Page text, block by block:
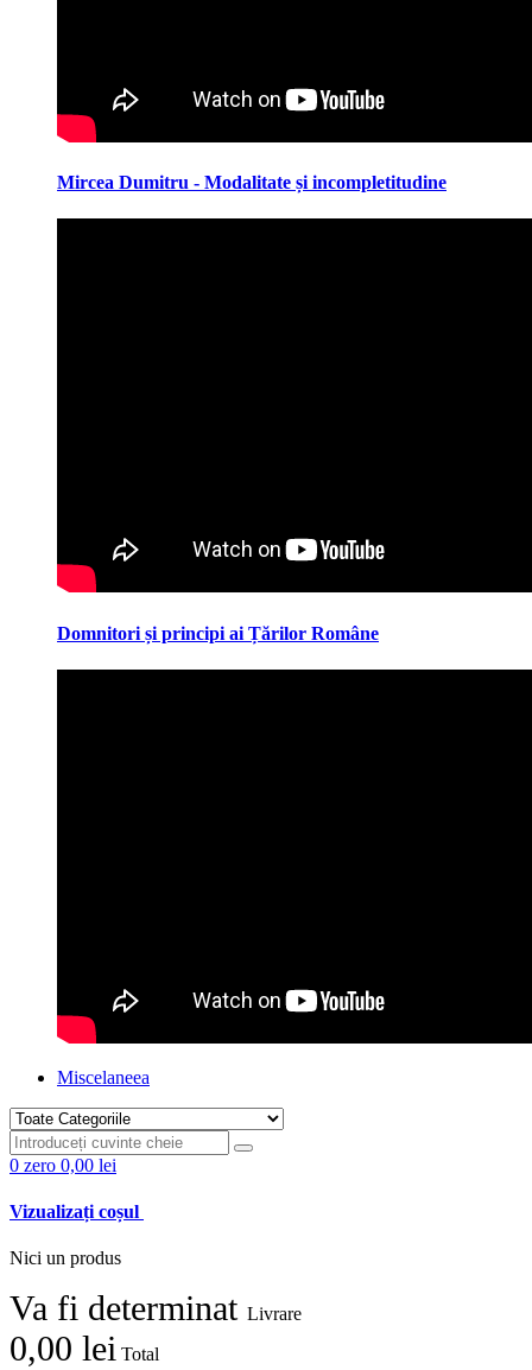
Mircea Dumitru - Modalitate și incompletitudine
Domnitori și principi ai Țărilor Române
Miscelaneea
0 zero 0,00 lei
Vizualizați coșul
Nici un produs
Va fi determinat Livrare
0,00 lei Total